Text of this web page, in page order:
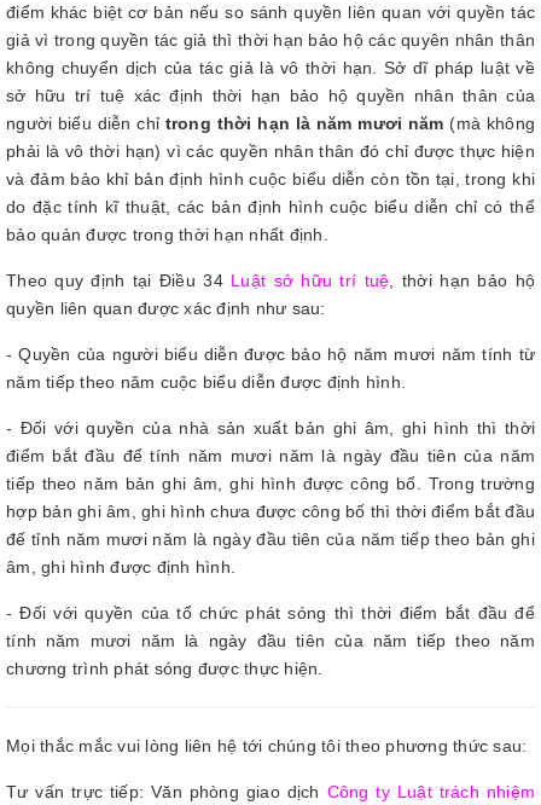
điểm khác biệt cơ bản nếu so sánh quyền liên quan với quyền tác
giả vì trong quyền tác giả thì thời hạn bảo hộ các quyên nhân thân
không chuyển dịch của tác giả là vô thời hạn. Sở dĩ pháp luật về
sở hữu trí tuệ xác định thời hạn bảo hộ quyền nhân thân của
người biểu diễn chỉ trong thời hạn là năm mươi năm (mà không
phải là vô thời hạn) vì các quyền nhân thân đó chỉ được thực hiện
và đảm bảo khỉ bản định hình cuộc biểu diễn còn tồn tại, trong khi
do đặc tính kĩ thuật, các bản định hình cuộc biểu diễn chỉ có thể
bảo quản được trong thời hạn nhất định.
Theo quy định tại Điều 34 Luật sở hữu trí tuệ , thời hạn bảo hộ
quyền liên quan được xác định như sau:
- Quyền của người biểu diễn được bảo hộ năm mươi năm tính từ
năm tiếp theo năm cuộc biểu diễn được định hình.
- Đối với quyền của nhà sản xuất bản ghi âm, ghi hình thì thời
điểm bắt đầu để tính năm mươi năm là ngày đầu tiên của năm
tiếp theo năm bản ghi âm, ghi hình được công bố. Trong trường
hợp bản ghi âm, ghi hình chưa được công bố thì thời điểm bắt đầu
đế tỉnh năm mươi năm là ngày đầu tiên của năm tiếp theo bản ghi
âm, ghi hình được định hình.
- Đối với quyền của tổ chức phát sóng thì thời điểm bắt đầu để
tính năm mươi năm là ngày đầu tiên của năm tiếp theo năm
chương trình phát sóng được thực hiện.
Mọi thắc mắc vui lòng liên hệ tới chúng tôi theo phương thức sau:
Tư vấn trực tiếp: Văn phòng giao dịch Công ty Luật trách nhiệm